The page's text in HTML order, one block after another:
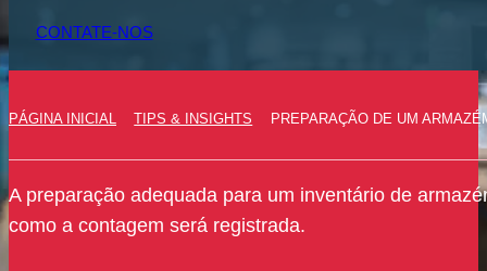
CONTATE-NOS
PÁGINA INICIAL TIPS & INSIGHTS PREPARAÇÃO DE UM
A preparação adequada para um inventário de
como a contagem será registrada.